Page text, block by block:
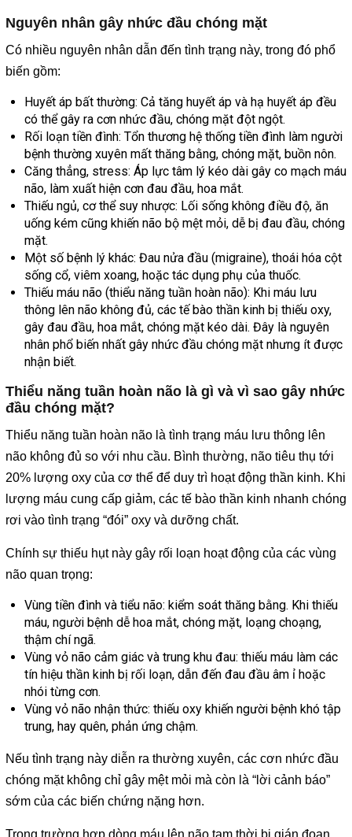
Nguyên nhân gây nhức đầu chóng mặt
Có nhiều nguyên nhân dẫn đến tình trạng này, trong đó phổ
biến gồm:
Huyết áp bất thường: Cả tăng huyết áp và hạ huyết áp đều
có thể gây ra cơn nhức đầu, chóng mặt đột ngột.
Rối loạn tiền đình: Tổn thương hệ thống tiền đình làm người
bệnh thường xuyên mất thăng bằng, chóng mặt, buồn nôn.
Căng thẳng, stress: Áp lực tâm lý kéo dài gây co mạch máu
não, làm xuất hiện cơn đau đầu, hoa mắt.
Thiếu ngủ, cơ thể suy nhược: Lối sống không điều độ, ăn
uống kém cũng khiến não bộ mệt mỏi, dễ bị đau đầu, chóng
mặt.
Một số bệnh lý khác: Đau nửa đầu (migraine), thoái hóa cột
sống cổ, viêm xoang, hoặc tác dụng phụ của thuốc.
Thiếu máu não (thiểu năng tuần hoàn não): Khi máu lưu
thông lên não không đủ, các tế bào thần kinh bị thiếu oxy,
gây đau đầu, hoa mắt, chóng mặt kéo dài. Đây là nguyên
nhân phổ biến nhất gây nhức đầu chóng mặt nhưng ít được
nhận biết.
Thiểu năng tuần hoàn não là gì và vì sao gây nhức
đầu chóng mặt?
Thiểu năng tuần hoàn não là tình trạng máu lưu thông lên
não không đủ so với nhu cầu. Bình thường, não tiêu thụ tới
20% lượng oxy của cơ thể để duy trì hoạt động thần kinh. Khi
lượng máu cung cấp giảm, các tế bào thần kinh nhanh chóng
rơi vào tình trạng “đói” oxy và dưỡng chất.
Chính sự thiếu hụt này gây rối loạn hoạt động của các vùng
não quan trọng:
Vùng tiền đình và tiểu não: kiểm soát thăng bằng. Khi thiếu
máu, người bệnh dễ hoa mắt, chóng mặt, loạng choạng,
thậm chí ngã.
Vùng vỏ não cảm giác và trung khu đau: thiếu máu làm các
tín hiệu thần kinh bị rối loạn, dẫn đến đau đầu âm ỉ hoặc
nhói từng cơn.
Vùng vỏ não nhận thức: thiếu oxy khiến người bệnh khó tập
trung, hay quên, phản ứng chậm.
Nếu tình trạng này diễn ra thường xuyên, các cơn nhức đầu
chóng mặt không chỉ gây mệt mỏi mà còn là “lời cảnh báo”
sớm của các biến chứng nặng hơn.
Trong trường hợp dòng máu lên não tạm thời bị gián đoạn